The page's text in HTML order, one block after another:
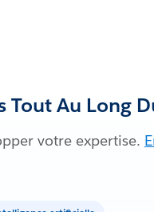
Tout Au Long
votre expertise.